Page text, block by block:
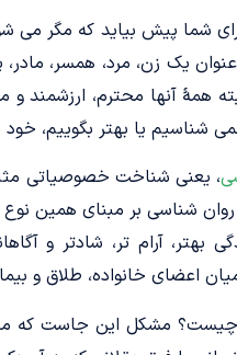
شما پیش بیاید که مگر می
یک زن، مرد، همسر، مادر،
همۀ آن­ها محترم، ارزشمند
­شناسیم یا بهتر بگوییم،
، یعنی شناخت خصوصیاتی
شناسی بر مبنای همین نوع
بهتر، آرام­ تر، شادتر و
اعضای خانواده، طلاق و
مشکل این جاست که